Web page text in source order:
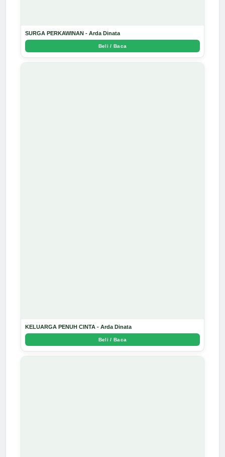
SURGA PERKAWINAN - Arda Dinata
Beli / Baca
KELUARGA PENUH CINTA - Arda Dinata
Beli / Baca